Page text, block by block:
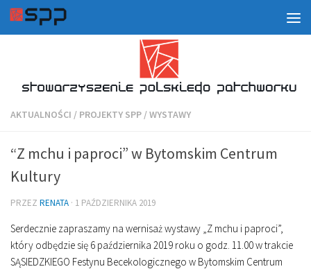
AKTUALNOŚCI / PROJEKTY SPP /WYSTAWY
“Z mchu i paproci” w Bytomskim Centrum
Kultury
PRZEZ RENATA · 1 PAŹDZIERNIKA 2019
Serdecznie zapraszamy na wernisaż wystawy „Z mchu i paproci”,
który odbędzie się 6 października 2019 roku o godz. 11.00 w trakcie
SĄSIEDZKIEGO Festynu Becekologicznego w Bytomskim Centrum